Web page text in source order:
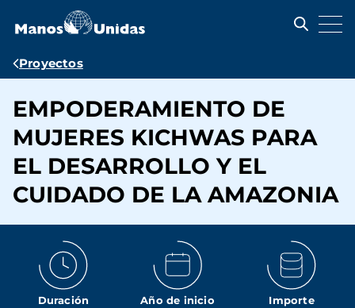
contenido
Ruta
navegación
Proyectos
EMPODERAMIENTO DE
MUJERES KICHWAS PARA
EL DESARROLLO Y EL
CUIDADO DE LA AMAZONIA
Duración Año de inicio Importe